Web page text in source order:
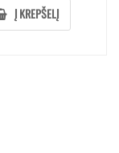
Į KREPŠELĮ